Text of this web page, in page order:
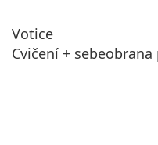
Votice
Cvičení +